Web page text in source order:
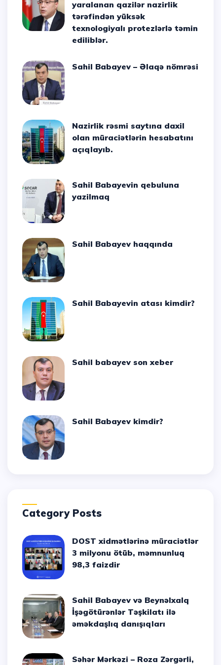
yaralanan qazilər nazirlik
tərəfindən yüksək
texnologiyalı protezlərlə təmin
ediliblər.
Sahil Babayev – Əlaqə nömrəsi
Nazirlik rəsmi saytına daxil
olan müraciətlərin hesabatını
açıqlayıb.
Sahil Babayevin qebuluna
yazilmaq
Sahil Babayev haqqında
Sahil Babayevin atası kimdir?
Sahil babayev son xeber
Sahil Babayev kimdir?
Category Posts
DOST xidmətlərinə müraciətlər
3 milyonu ötüb, məmnunluq
98,3 faizdir
Sahil Babayev və Beynəlxalq
İşəgötürənlər Təşkilatı ilə
əməkdaşlıq danışıqları
Səhər Mərkəzi – Roza Zərgərli,